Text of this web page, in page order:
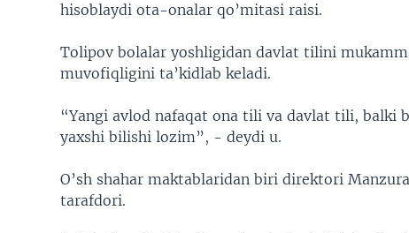
hisoblaydi ota-onalar qo’mitasi raisi.
Tolipov bolalar yoshligidan davlat tilini
muvofiqligini ta’kidlab keladi.
“Yangi avlod nafaqat ona tili va davlat tili, balki
yaxshi bilishi lozim”, - deydi u.
O’sh shahar maktablaridan biri direktori
tarafdori.